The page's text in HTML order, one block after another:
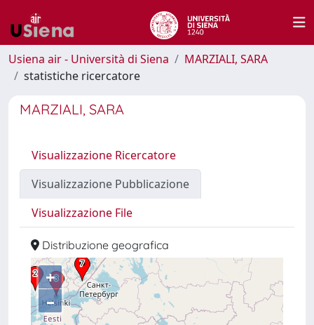
Usiena air - Università di Siena
MARZIALI, SARA
statistiche ricercatore
MARZIALI, SARA
Visualizzazione Ricercatore
Visualizzazione Pubblicazione
Visualizzazione File
Distribuzione geografica
+
–